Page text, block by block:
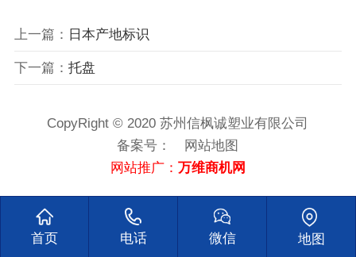
上一篇： 日本产地标识
下一篇： 托盘
CopyRight © 2020 苏州信枫诚塑业有限公司
备案号：
网站地图
网站推广： 万维商机网
首页 电话 微信 地图